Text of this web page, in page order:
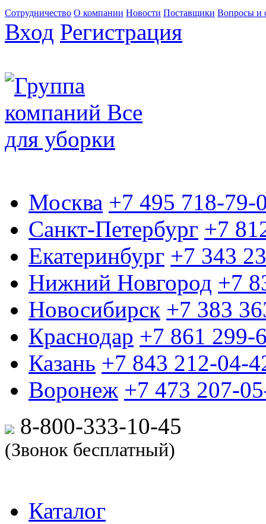
Сотрудничество О компании Новости Поставщики Вопросы и
Вход Регистрация
Москва +7 495 718-79-
Санкт-Петербург +7
Екатеринбург +7 343
Нижний Новгород +7
Новосибирск +7 383
Краснодар +7 861 299-
Казань +7 843 212-04-
Воронеж +7 473 207-
8-800-333-10-45
(Звонок бесплатный)
Каталог